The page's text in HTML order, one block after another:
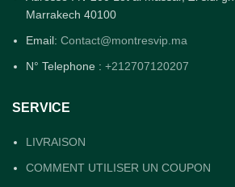
Marrakech 40100
Email: Contact@montresvip.ma
N° Telephone : +212707120207
SERVICE
LIVRAISON
COMMENT UTILISER UN COUPON